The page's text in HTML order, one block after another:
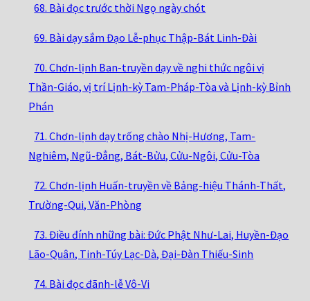
68. Bài đọc trước thời Ngọ ngày chót
69. Bài dạy sắm Đạo Lễ-phục Thập-Bát Linh-Đài
70. Chơn-lịnh Ban-truyền dạy về nghi thức ngôi vị
Thần-Giáo, vị trí Lịnh-kỳ Tam-Pháp-Tòa và Lịnh-kỳ Bỉnh
Phán
71. Chơn-lịnh dạy trống chào Nhị-Hương, Tam-
Nghiêm, Ngũ-Đẳng, Bát-Bửu, Cửu-Ngôi, Cửu-Tòa
72. Chơn-lịnh Huấn-truyền về Bảng-hiệu Thánh-Thất,
Trường-Qui, Văn-Phòng
73. Điều đính những bài: Đức Phật Như-Lai, Huyền-Đạo
Lão-Quân, Tinh-Túy Lạc-Dà, Đại-Đàn Thiếu-Sinh
74. Bài đọc đãnh-lễ Vô-Vi